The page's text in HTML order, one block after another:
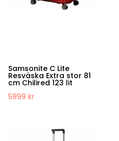
Samsonite C Lite
Resväska Extra stor 81
cm Chilired 123 lit
5999kr